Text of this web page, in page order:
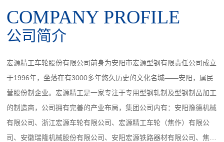
COMPANY PROFILE
公司简介
宏源精工车轮股份有限公司前身为安阳市宏源型钢有限责任公司成立
于1996年，坐落在有3000多年悠久历史的文化名城——安阳，属民
营股份制企业。宏源精工是一家专注于专用型钢轧制及型钢制品加工
的制造商，公司拥有完善的产业布局，集团公司内有：安阳豫德机械
有限公司、浙江宏源车轮有限公司、宏源精工车轮（焦作）有限公
司、安徽瑞隆机械股份有限公司、安阳宏源铁路器材有限公司、焦作